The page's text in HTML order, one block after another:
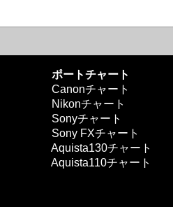
ポートチャート
Canonチャート
Nikonチャート
Sonyチャート
Sony FXチャート
Aquista130チャート
Aquista110チャート